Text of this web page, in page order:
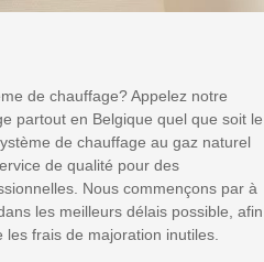
de chauffage? Appelez notre
partout en Belgique quel que soit le
de chauffage au gaz naturel
de qualité pour des
Nous commençons par à
les meilleurs délais possible, afin
frais de majoration inutiles.